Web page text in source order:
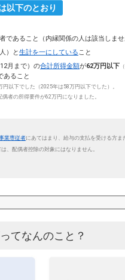
以下のとおり
であること（内縁関係の人は該当しませ
）と生計を一にしていること
月まで）の合計所得金額が62万円以下
あること
以下でした（2025年は58万円以下でした）。
偶者の所得要件が62万円になりました。
業専従者にあてはまり、給与の支払を受ける方ま
、配偶者控除の対象にはなりません。
てなんのこと？